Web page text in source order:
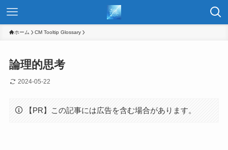
ホーム CM Tooltip Glossary
論理的思考
2024-05-22
【PR】この記事には広告を含む場合があります。